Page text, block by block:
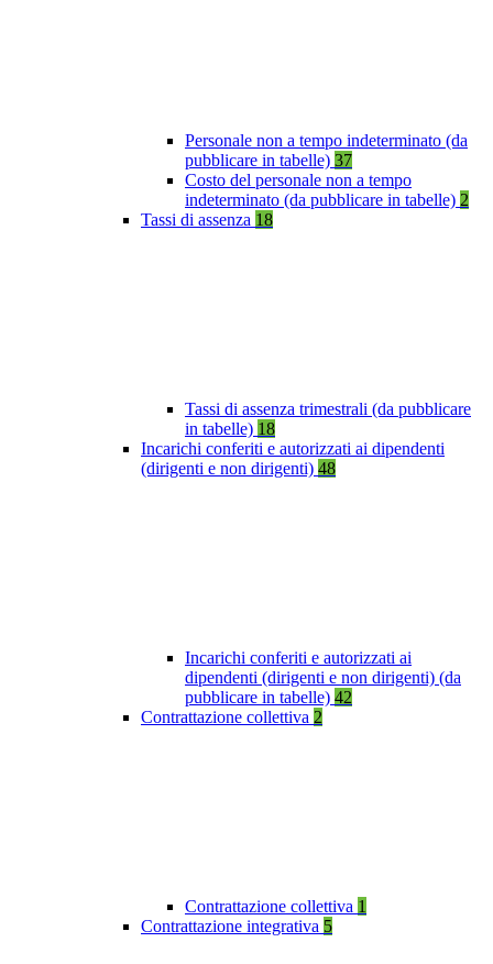
Personale non a tempo indeterminato (da
pubblicare in tabelle) 37
Costo del personale non a tempo
indeterminato (da pubblicare in tabelle) 2
Tassi di assenza 18
Tassi di assenza trimestrali (da pubblicare
in tabelle) 18
Incarichi conferiti e autorizzati ai dipendenti
(dirigenti e non dirigenti) 48
Incarichi conferiti e autorizzati ai
dipendenti (dirigenti e non dirigenti) (da
pubblicare in tabelle) 42
Contrattazione collettiva 2
Contrattazione collettiva 1
Contrattazione integrativa 5